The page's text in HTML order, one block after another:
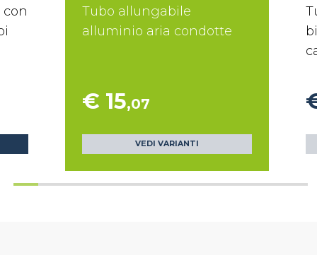
con
Tubo allungabile
alluminio aria condotte
€ 15,07
VEDI VARIANTI